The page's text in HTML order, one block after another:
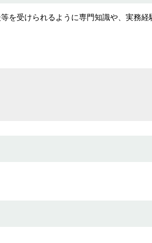
を受けられるように専門知識や、実務